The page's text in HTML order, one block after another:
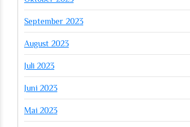
September 2023
August 2023
Juli 2023
Juni 2023
Mai 2023